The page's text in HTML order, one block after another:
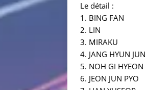
Le détail :
1. BING FAN
2. LIN
3. MIRAKU
4. JANG HYUN JUN
5. NOH GI HYEON
6. JEON JUN PYO